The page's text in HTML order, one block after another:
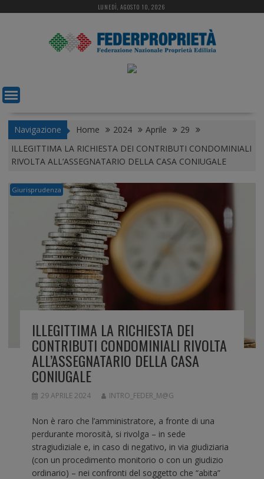
c
o
LUNEDÌ, AGOSTO 10, 2026
Navigazione Home 2024 Aprile
29
ILLEGITTIMA LA RICHIESTA DEI CONTRIBUTI CONDOMINIALI
RIVOLTA ALL’ASSEGNATARIO DELLA CASA CONIUGALE
Giurisprudenza
ILLEGITTIMA LA RICHIESTA DEI
CONTRIBUTI CONDOMINIALI RIVOLTA
ALL’ASSEGNATARIO DELLA CASA
CONIUGALE
29 APRILE 2024 INTRO_FEDER_M@G
Non è raro che l’amministratore, a fronte di una
perdurante morosità, si rivolga – in sede
stragiudiziale e, in caso di negativo, in via giudiziaria
(con un procedimento monitorio o con un giudizio
ordinario) – nei confronti del soggetto che “abita”